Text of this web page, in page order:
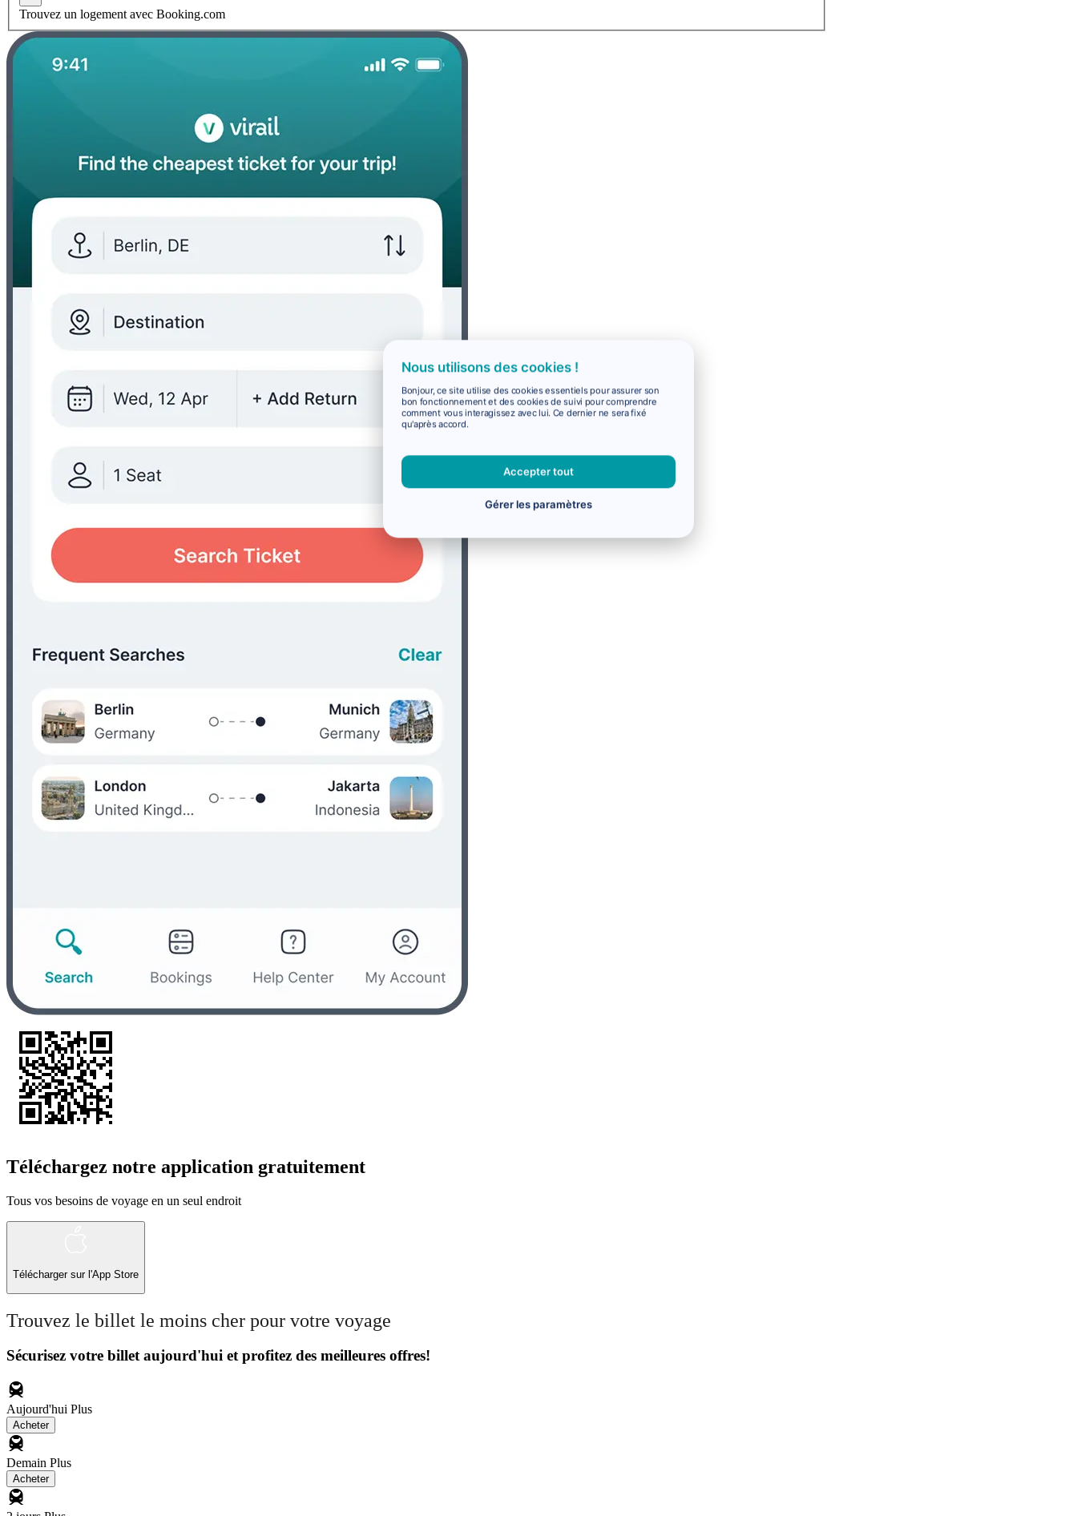
Trouvez un logement avec Booking.com
Téléchargez notre application gratuitement
Tous vos besoins de voyage en un seul endroit
Télécharger sur l'App Store
Trouvez le billet le moins cher pour votre voyage
Sécurisez votre billet aujourd'hui et profitez des meilleures offres!
Aujourd'hui Plus
Acheter
Demain Plus
Acheter
Nous utilisons des cookies !
Bonjour, ce site utilise des cookies essentiels pour assurer son
bon fonctionnement et des cookies de suivi pour comprendre
comment vous interagissez avec lui. Ce dernier ne sera fixé
qu'après accord.
Accepter tout
Gérer les paramètres